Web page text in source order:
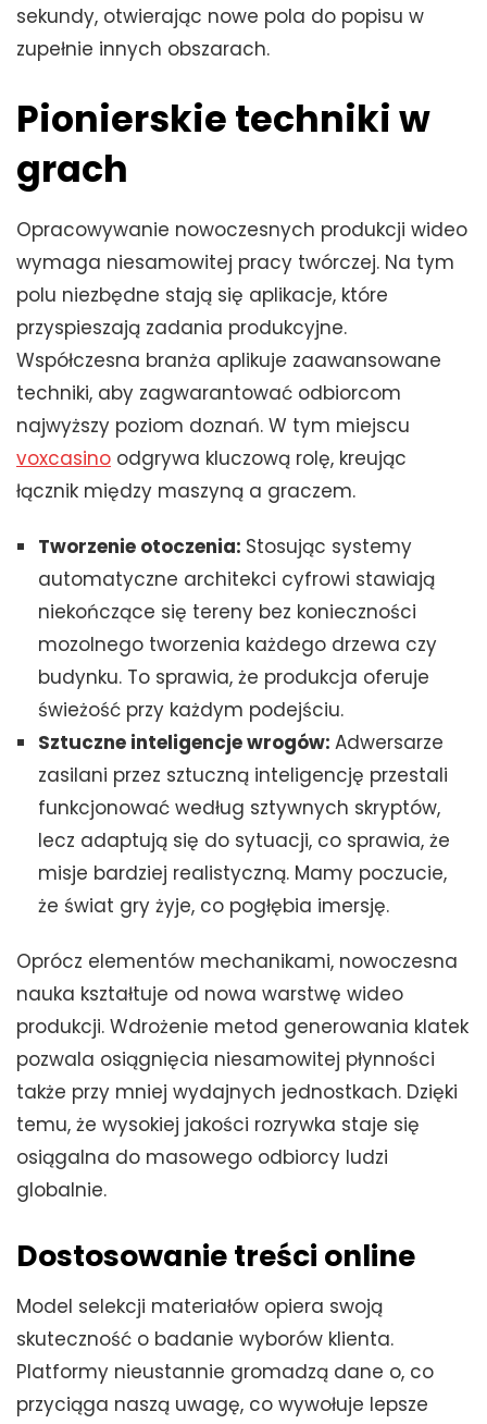
sekundy, otwierając nowe pola do popisu w
zupełnie innych obszarach.
Pionierskie techniki w
grach
Opracowywanie nowoczesnych produkcji wideo
wymaga niesamowitej pracy twórczej. Na tym
polu niezbędne stają się aplikacje, które
przyspieszają zadania produkcyjne.
Współczesna branża aplikuje zaawansowane
techniki, aby zagwarantować odbiorcom
najwyższy poziom doznań. W tym miejscu
voxcasino odgrywa kluczową rolę, kreując
łącznik między maszyną a graczem.
Tworzenie otoczenia: Stosując systemy
automatyczne architekci cyfrowi stawiają
niekończące się tereny bez konieczności
mozolnego tworzenia każdego drzewa czy
budynku. To sprawia, że produkcja oferuje
świeżość przy każdym podejściu.
Sztuczne inteligencje wrogów: Adwersarze
zasilani przez sztuczną inteligencję przestali
funkcjonować według sztywnych skryptów,
lecz adaptują się do sytuacji, co sprawia, że
misje bardziej realistyczną. Mamy poczucie,
że świat gry żyje, co pogłębia imersję.
Oprócz elementów mechanikami, nowoczesna
nauka kształtuje od nowa warstwę wideo
produkcji. Wdrożenie metod generowania klatek
pozwala osiągnięcia niesamowitej płynności
także przy mniej wydajnych jednostkach. Dzięki
temu, że wysokiej jakości rozrywka staje się
osiągalna do masowego odbiorcy ludzi
globalnie.
Dostosowanie treści online
Model selekcji materiałów opiera swoją
skuteczność o badanie wyborów klienta.
Platformy nieustannie gromadzą dane o, co
przyciąga naszą uwagę, co wywołuje lepsze